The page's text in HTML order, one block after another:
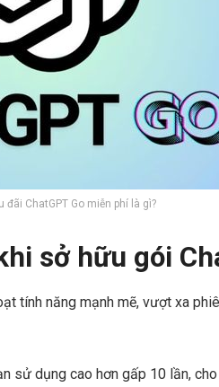
đãi ChatGPT Go miễn phí là gì?
sở hữu gói
tính năng mạnh mẽ, vượt xa
sử dụng cao hơn gấp 10 lần,